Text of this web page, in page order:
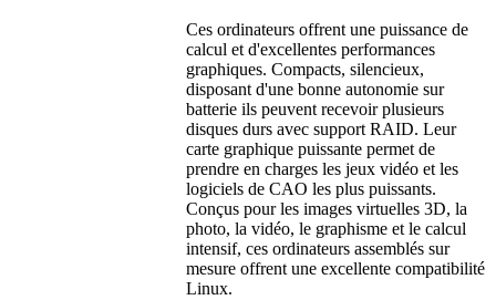
Ces ordinateurs offrent une puissance de
calcul et d'excellentes performances
graphiques. Compacts, silencieux,
disposant d'une bonne autonomie sur
batterie ils peuvent recevoir plusieurs
disques durs avec support RAID. Leur
carte graphique puissante permet de
prendre en charges les jeux vidéo et les
logiciels de CAO les plus puissants.
Conçus pour les images virtuelles 3D, la
photo, la vidéo, le graphisme et le calcul
intensif, ces ordinateurs assemblés sur
mesure offrent une excellente compatibilité
Linux.